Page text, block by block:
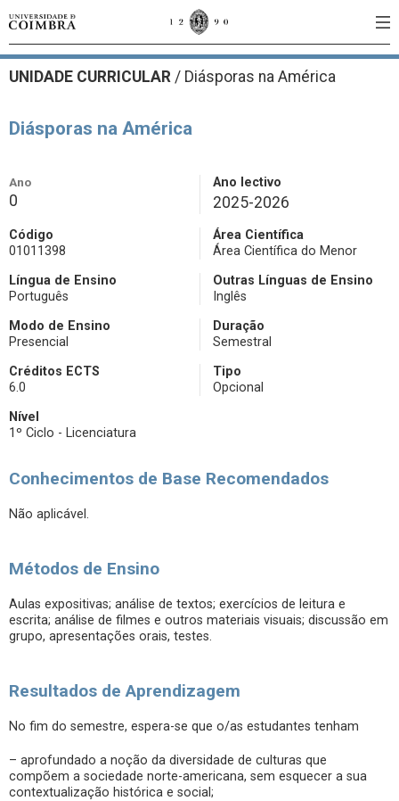
UNIDADE CURRICULAR / Diásporas na América
Diásporas na América
Ano
0
Ano lectivo
2025-2026
Código
01011398
Área Científica
Área Científica do Menor
Língua de Ensino
Português
Outras Línguas de Ensino
Inglês
Modo de Ensino
Presencial
Duração
Semestral
Créditos ECTS
6.0
Tipo
Opcional
Nível
1º Ciclo - Licenciatura
Conhecimentos de Base Recomendados
Não aplicável.
Métodos de Ensino
Aulas expositivas; análise de textos; exercícios de leitura e
escrita; análise de filmes e outros materiais visuais; discussão em
grupo, apresentações orais, testes.
Resultados de Aprendizagem
No fim do semestre, espera-se que o/as estudantes tenham
– aprofundado a noção da diversidade de culturas que
compõem a sociedade norte-americana, sem esquecer a sua
contextualização histórica e social;